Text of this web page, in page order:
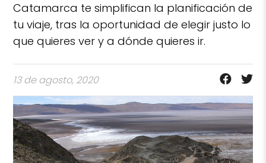
Catamarca te simplifican la planificación de
tu viaje, tras la oportunidad de elegir justo lo
que quieres ver y a dónde quieres ir.
13 de agosto, 2020